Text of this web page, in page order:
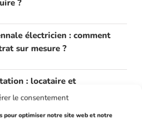
le consentement
pour optimiser notre site web et notre
?
électricien : comment
sur mesure ?
: locataire et
faut-il vraiment assurer ?
conducteur : solutions